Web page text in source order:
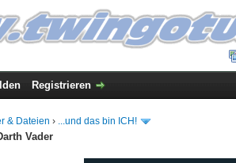
Registrieren
& Dateien › ...und das bin ICH!
Vader